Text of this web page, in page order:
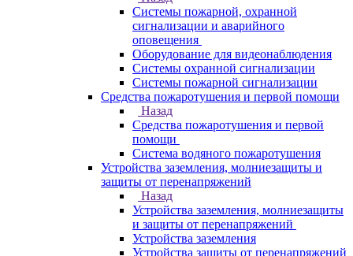
Системы пожарной, охранной
сигнализации и аварийного
оповещения
Оборудование для видеонаблюдения
Системы охранной сигнализации
Системы пожарной сигнализации
Средства пожаротушения и первой помощи
Назад
Средства пожаротушения и первой
помощи
Система водяного пожаротушения
Устройства заземления, молниезащиты и
защиты от перенапряжений
Назад
Устройства заземления, молниезащиты
и защиты от перенапряжений
Устройства заземления
Устройства защиты от перенапряжений